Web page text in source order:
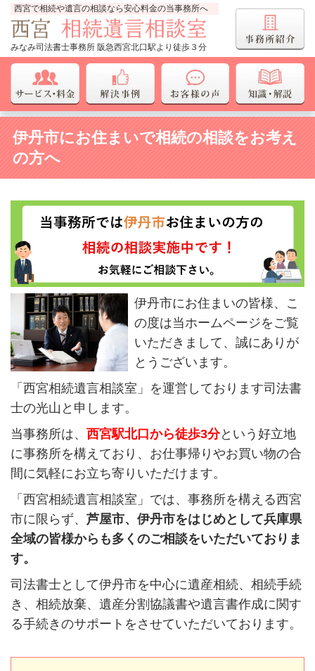
西宮で相続や遺言の相談なら安心料金の当事務所へ
みなみ司法書士事務所 阪急西宮北口駅より徒歩３分
伊丹市にお住まいで相続の相談をお考え
の方へ
伊丹市にお住まいの皆様、こ
の度は当ホームページをご覧
いただきまして、誠にありが
とうございます。
「西宮相続遺言相談室」を運営しております司法書
士の光山と申します。
当事務所は、 西宮駅北口から徒歩3分という好立地
に事務所を構えており、お仕事帰りやお買い物の合
間に気軽にお立ち寄りいただけます。
「西宮相続遺言相談室」では、事務所を構える西宮
市に限らず、 芦屋市、伊丹市をはじめとして兵庫県
全域の皆様からも多くのご相談をいただいておりま
す。
司法書士として伊丹市を中心に遺産相続、相続手続
き、相続放棄、遺産分割協議書や遺言書作成に関す
る手続きのサポートをさせていただいております。